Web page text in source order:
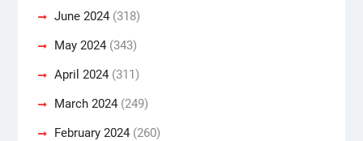
June 2024(318)
May 2024(343)
April 2024(311)
March 2024(249)
February 2024(260)